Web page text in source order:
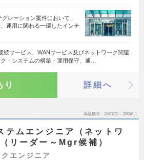
レーション案件において、
運用に関わる一環したインテ
続サービス、WANサービス及びネットワーク関連
・システムの構築・運用保守、通…
り 詳細へ
掲載期間 26/07/29～26/08/11
テムエンジニア（ネットワ
リーダー～Mgr候補）
エンジニア